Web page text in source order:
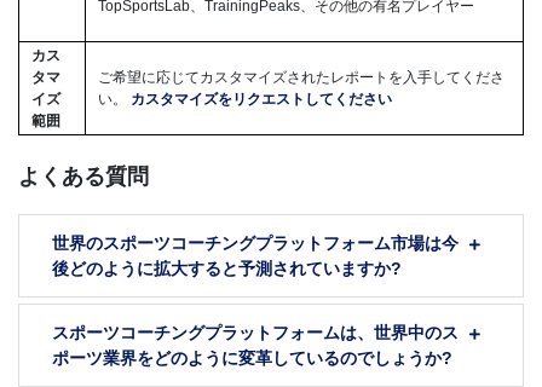
TopSportsLab、TrainingPeaks、その他の有名プレイヤー
カス
タマ
イズ
範囲
ご希望に応じてカスタマイズされたレポートを入手してくださ
い。 カスタマイズをリクエストしてください
よくある質問
世界のスポーツコーチングプラットフォーム市場は今
後どのように拡大すると予測されていますか?
スポーツコーチングプラットフォームは、世界中のス
ポーツ業界をどのように変革しているのでしょうか?